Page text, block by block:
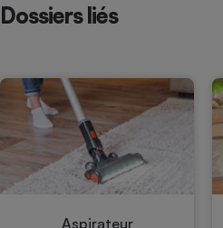
Dossiers liés
Aspirateur